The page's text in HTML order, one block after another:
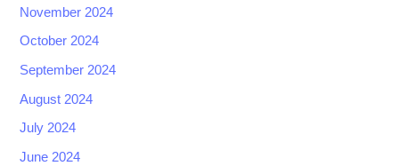
November 2024
October 2024
September 2024
August 2024
July 2024
June 2024